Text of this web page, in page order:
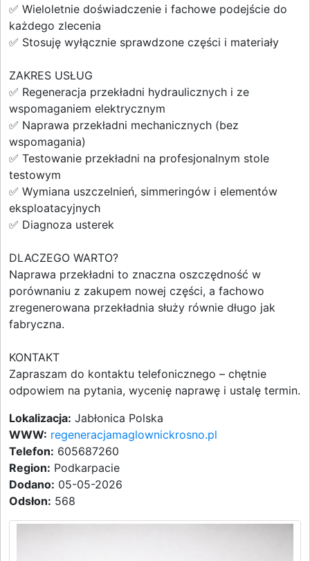
✅ Wieloletnie doświadczenie i fachowe podejście do
każdego zlecenia
✅ Stosuję wyłącznie sprawdzone części i materiały
ZAKRES USŁUG
✅ Regeneracja przekładni hydraulicznych i ze
wspomaganiem elektrycznym
✅ Naprawa przekładni mechanicznych (bez
wspomagania)
✅ Testowanie przekładni na profesjonalnym stole
testowym
✅ Wymiana uszczelnień, simmeringów i elementów
eksploatacyjnych
✅ Diagnoza usterek
DLACZEGO WARTO?
Naprawa przekładni to znaczna oszczędność w
porównaniu z zakupem nowej części, a fachowo
zregenerowana przekładnia służy równie długo jak
fabryczna.
KONTAKT
Zapraszam do kontaktu telefonicznego – chętnie
odpowiem na pytania, wycenię naprawę i ustalę termin.
Lokalizacja: Jabłonica Polska
WWW: regeneracjamaglownickrosno.pl
Telefon: 605687260
Region: Podkarpacie
Dodano: 05-05-2026
Odsłon: 568